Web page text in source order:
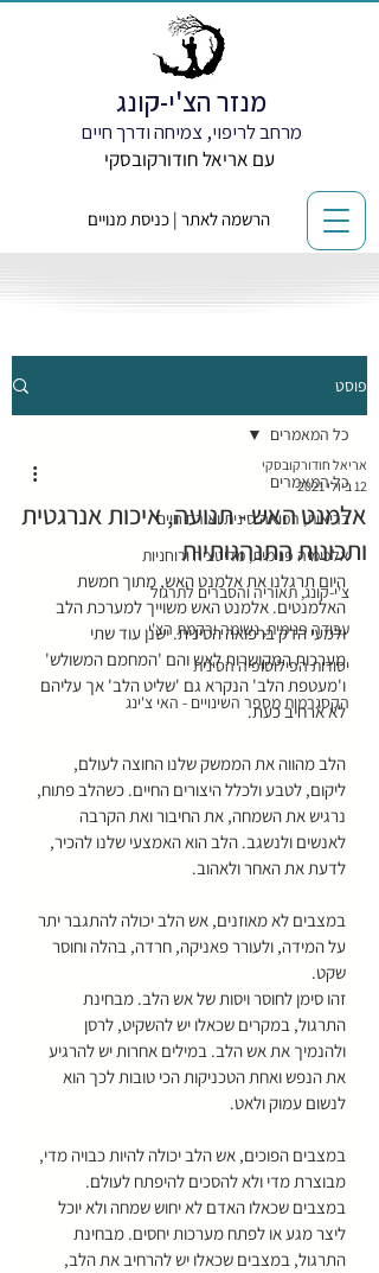
מנזר הצ'י-קונג
מרחב לריפוי, צמיחה ודרך חיים
הרשמה לאתר | כניסת מנויים
עם אריאל חודורקובסקי
פוסט
כל המאמרים
בריאות, רפואה סינית ואורח חיים
אלכימיה פנימית, מדיטציה ורוחניות
צ'י-קונג, תאוריה והסברים לתרגול
עבודה פנימית, נשימה ורקמת הצ'י
יסודות הפילוסופיה הסינית
הקסגרמות מספר השינויים - האי צ'ינג
כל המאמרים
אלמנט האש - תנועה, איכות אנרגטית
ותכונות התנהגותיות
אריאל חודורקובסקי
12 ביולי 2021
היום תרגלנו את אלמנט האש, מתוך חמשת
האלמנטים. אלמנט האש משוייך למערכת הלב
ולמעי הדק ברפואה הסינית. ישנן עוד שתי
מערכות המקושרות לאש והם 'המחמם המשולש'
ו'מעטפת הלב' הנקרא גם 'שליט הלב' אך עליהם
לא ארחיב כעת.
הלב מהווה את הממשק שלנו החוצה לעולם,
ליקום, לטבע ולכלל היצורים החיים. כשהלב פתוח,
נרגיש את השמחה, את החיבור ואת הקרבה
לאנשים ולנשגב. הלב הוא האמצעי שלנו להכיר,
לדעת את האחר ולאהוב.
במצבים לא מאוזנים, אש הלב יכולה להתגבר יתר
על המידה, ולעורר פאניקה, חרדה, בהלה וחוסר
שקט.
זהו סימן לחוסר ויסות של אש הלב. מבחינת
התרגול, במקרים שכאלו יש להשקיט, לרסן
ולהנמיך את אש הלב. במילים אחרות יש להרגיע
את הנפש ואחת הטכניקות הכי טובות לכך הוא
לנשום עמוק ולאט.
במצבים הפוכים, אש הלב יכולה להיות כבויה מדי,
מבוצרת מדי ולא להסכים להיפתח לעולם.
במצבים שכאלו האדם לא יחוש שמחה ולא יוכל
ליצר מגע או לפתח מערכות יחסים. מבחינת
התרגול, במצבים שכאלו יש להרחיב את הלב,